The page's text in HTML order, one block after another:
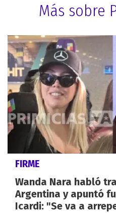
Más sobre
FIRME
Wanda Nara habló
Argentina y apuntó
Icardi: "Se va a